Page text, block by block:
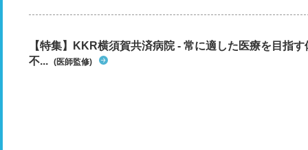
【特集】KKR横須賀共済病院 - 常に適した医療を目指
不... (医師監修)